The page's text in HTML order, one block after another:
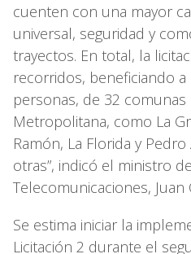
cuenten con una mayor
universal, seguridad y
trayectos. En total, la
recorridos, beneficiando
personas, de 32 comunas
Metropolitana, como La
Ramón, La Florida y
otras”, indicó el ministro
Telecomunicaciones,
Se estima iniciar la
Licitación 2 durante el